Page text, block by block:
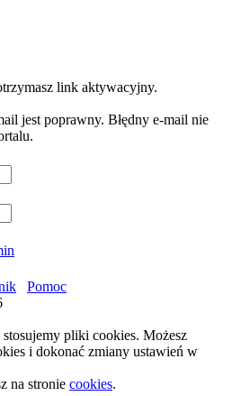
link aktywacyjny.
jest poprawny. Błędny e-mail nie
Pomoc
pliki cookies. Możesz
i dokonać zmiany ustawień w
na stronie cookies.